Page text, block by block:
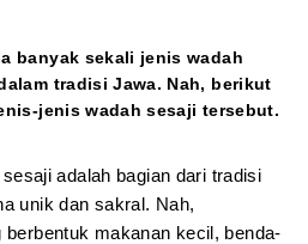
banyak sekali jenis wadah
tradisi Jawa. Nah, berikut
jenis wadah sesaji tersebut.
adalah bagian dari tradisi
unik dan sakral. Nah,
makanan kecil, benda-